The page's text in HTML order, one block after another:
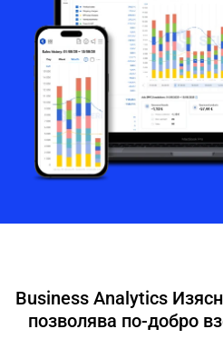
Business Analytics
позволява по-добро